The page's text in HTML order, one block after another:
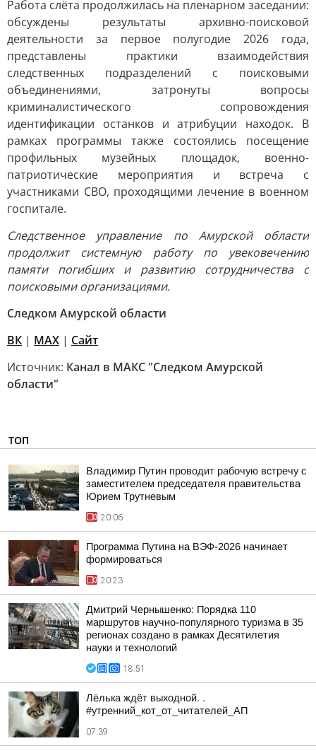
Работа слёта продолжилась на пленарном заседании:
обсуждены результаты архивно-поисковой
деятельности за первое полугодие 2026 года,
представлены практики взаимодействия
следственных подразделений с поисковыми
объединениями, затронуты вопросы
криминалистического сопровождения
идентификации останков и атрибуции находок. В
рамках программы также состоялись посещение
профильных музейных площадок, военно-
патриотические мероприятия и встреча с
участниками СВО, проходящими лечение в военном
госпитале.
Следственное управление по Амурской области
продолжит системную работу по увековечению
памяти погибших и развитию сотрудничества с
поисковыми организациями.
Следком Амурской области
ВК | MAX | Сайт
Источник: Канал в МАКС "Следком Амурской
области"
ТОП
Владимир Путин проводит рабочую встречу с
заместителем председателя правительства
Юрием Трутневым
20:06
Программа Путина на ВЭФ-2026 начинает
формироваться
20:23
Дмитрий Чернышенко: Порядка 110
маршрутов научно-популярного туризма в 35
регионах создано в рамках Десятилетия
науки и технологий
18:51
Лёлька ждёт выходной. .
#утренний_кот_от_читателей_АП
07:39